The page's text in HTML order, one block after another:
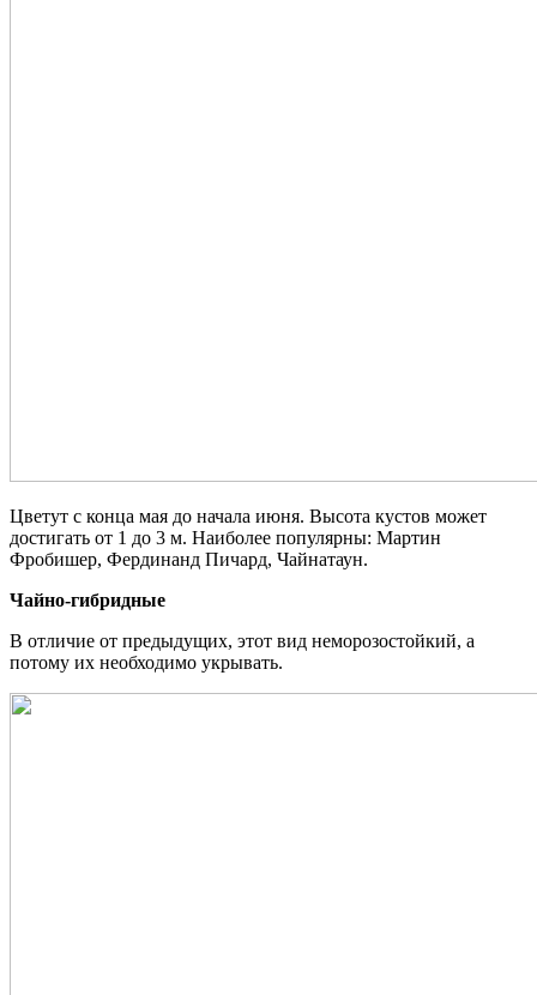
Цветут с конца мая до начала июня. Высота кустов может
достигать от 1 до 3 м. Наиболее популярны: Мартин
Фробишер, Фердинанд Пичард, Чайнатаун.
Чайно-гибридные
В отличие от предыдущих, этот вид неморозостойкий, а
потому их необходимо укрывать.